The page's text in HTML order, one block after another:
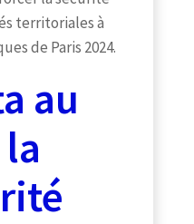
territoriales à
de Paris 2024.
au